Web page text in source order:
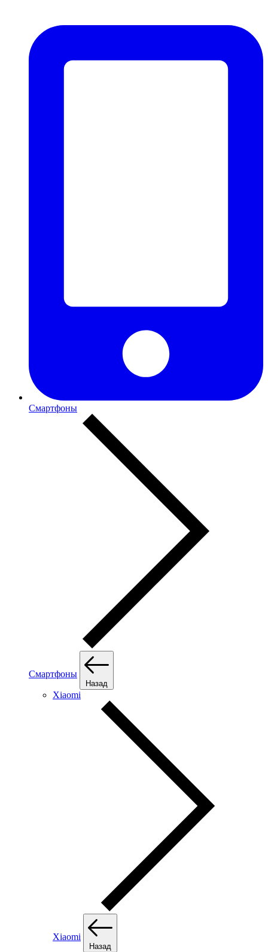
Смартфоны
Смартфоны
Назад
Xiaomi
Xiaomi
Назад